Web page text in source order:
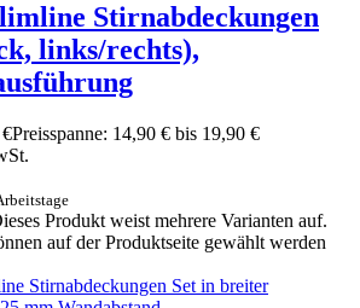
Stirnabdeckungen
links/rechts),
€Preisspanne: 14,90 € bis 19,90 €
Produkt weist mehrere Varianten auf.
auf der Produktseite gewählt werden